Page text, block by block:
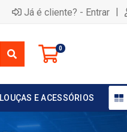
Já é cliente? - Entrar |
0
LOUÇAS E ACESSÓRIOS